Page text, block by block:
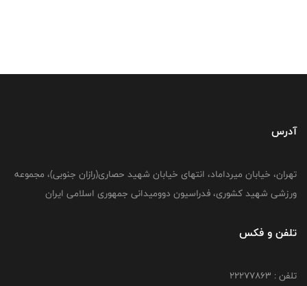
آدرس
تهران، خیابان میرداماد، انتهای خیابان شهید حصاری(رازان جنوبی)، مجموعه
ورزشی شهید کشوری، فدراسیون دوومیدانی جمهوری اسلامی ایران
تلفن و فکس
تلفن : 22277863